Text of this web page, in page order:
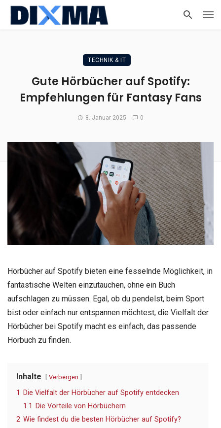
TECHNIK & IT
Gute Hörbücher auf Spotify:
Empfehlungen für Fantasy Fans
8. Januar 2025 0
Hörbücher auf Spotify bieten eine fesselnde Möglichkeit, in
fantastische Welten einzutauchen, ohne ein Buch
aufschlagen zu müssen. Egal, ob du pendelst, beim Sport
bist oder einfach nur entspannen möchtest, die Vielfalt der
Hörbücher bei Spotify macht es einfach, das passende
Hörbuch zu finden.
Inhalte Verbergen
1
Die Vielfalt der Hörbücher auf Spotify entdecken
1.1
Die Vorteile von Hörbüchern
2 Wie findest du die besten Hörbücher auf Spotify?